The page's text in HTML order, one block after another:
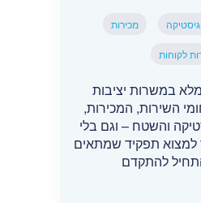
מכירות
לקוחות
במשרות יציבות
השירות, המכירות,
והשטח – וגם בלי
למצוא תפקיד שמתאים
להתקדם